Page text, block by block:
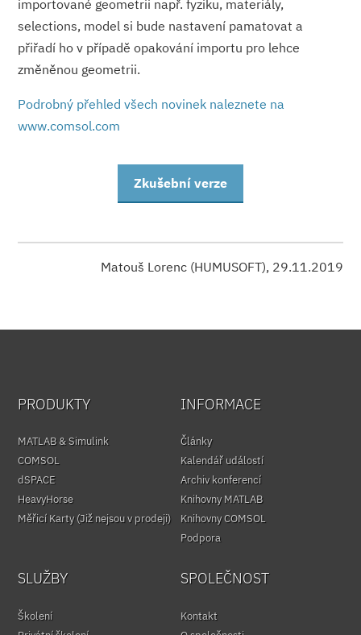
importované geometrii např. fyziku, materiály,
selections, model si bude nastavení pamatovat a
přiřadí ho v případě opakování importu pro lehce
změněnou geometrii.
Podrobný přehled všech novinek naleznete na
www.comsol.com
Zkušební verze
Matouš Lorenc (HUMUSOFT), 29.11.2019
PRODUKTY
MATLAB & Simulink
COMSOL
dSPACE
HeavyHorse
Měřicí Karty (Již nejsou v prodeji)
INFORMACE
Články
Kalendář událostí
Archiv konferencí
Knihovny MATLAB
Knihovny COMSOL
Podpora
SLUŽBY
Školení
SPOLEČNOST
Kontakt